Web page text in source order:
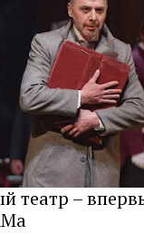
театр –